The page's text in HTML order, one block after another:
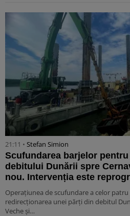
21:11 • Stefan Simion
Scufundarea barjelor
debitului Dunării spre
nou. Intervenția este
Operațiunea de scufundare a celor
redirecționarea unei părți din debitul
Veche și…